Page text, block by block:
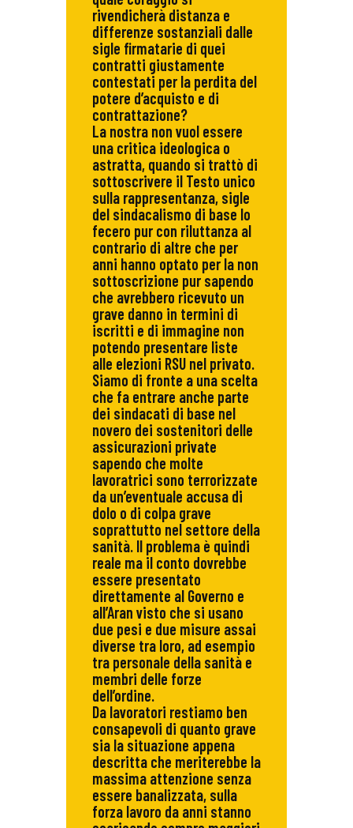
rivendicherà distanza e
differenze sostanziali dalle
sigle firmatarie di quei
contratti giustamente
contestati per la perdita del
potere d’acquisto e di
contrattazione?
La nostra non vuol essere
una critica ideologica o
astratta, quando si trattò di
sottoscrivere il Testo unico
sulla rappresentanza, sigle
del sindacalismo di base lo
fecero pur con riluttanza al
contrario di altre che per
anni hanno optato per la non
sottoscrizione pur sapendo
che avrebbero ricevuto un
grave danno in termini di
iscritti e di immagine non
potendo presentare liste
alle elezioni RSU nel privato.
Siamo di fronte a una scelta
che fa entrare anche parte
dei sindacati di base nel
novero dei sostenitori delle
assicurazioni private
sapendo che molte
lavoratrici sono terrorizzate
da un’eventuale accusa di
dolo o di colpa grave
soprattutto nel settore della
sanità. Il problema è quindi
reale ma il conto dovrebbe
essere presentato
direttamente al Governo e
all’Aran visto che si usano
due pesi e due misure assai
diverse tra loro, ad esempio
tra personale della sanità e
membri delle forze
dell’ordine.
Da lavoratori restiamo ben
consapevoli di quanto grave
sia la situazione appena
descritta che meriterebbe la
massima attenzione senza
essere banalizzata, sulla
forza lavoro da anni stanno